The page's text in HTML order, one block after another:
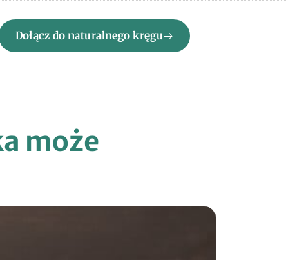
Dołącz do naturalnego kręgu
może